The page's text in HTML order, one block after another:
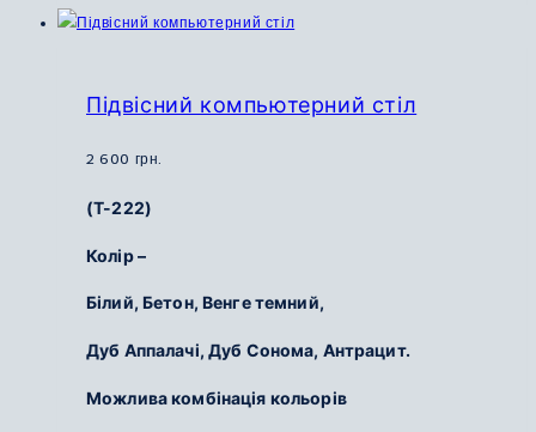
кілька
Підвісний компьютерний стіл
2 600 грн.
(Т-222)
Колір –
Білий, Бетон, Венге темний,
Дуб Аппалачі, Дуб Сонома, Антрацит.
Можлива комбінація кольорів